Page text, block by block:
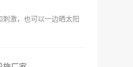
激，也可以一边晒太阳